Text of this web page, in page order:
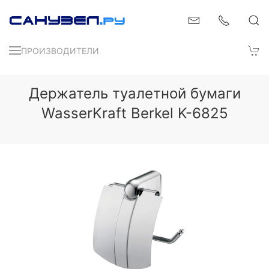
ПРОИЗВОДИТЕЛИ
Держатель туалетной бумаги
WasserKraft Berkel K-6825